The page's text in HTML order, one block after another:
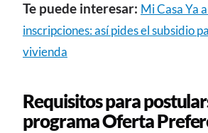
Te puede interesar: Mi Casa Ya
inscripciones: así pides el subsidio
vivienda
Requisitos para
programa Oferta